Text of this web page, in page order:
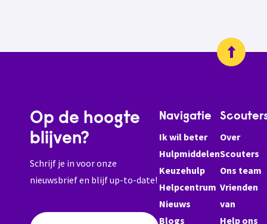
Op de hoogte
blijven?
Schrijf je in voor onze
nieuwsbrief en blijf up-to-date!
Navigatie
Ik wil beter
Hulpmiddelen
Keuzehulp
Helpcentrum
Nieuws
Blogs
Over
Scouters
Ons team
Vrienden
van
Help ons